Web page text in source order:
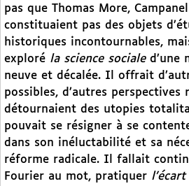
pas que Thomas More,
constituaient pas des objets
historiques incontournables,
exploré la science socialed’une
neuve et décalée. Il offrait
possibles, d’autres perspectives
détournaient des utopies
pouvait se résigner à se
dans son inéluctabilité et sa
réforme radicale. Il fallait
Fourier au mot, pratiquer